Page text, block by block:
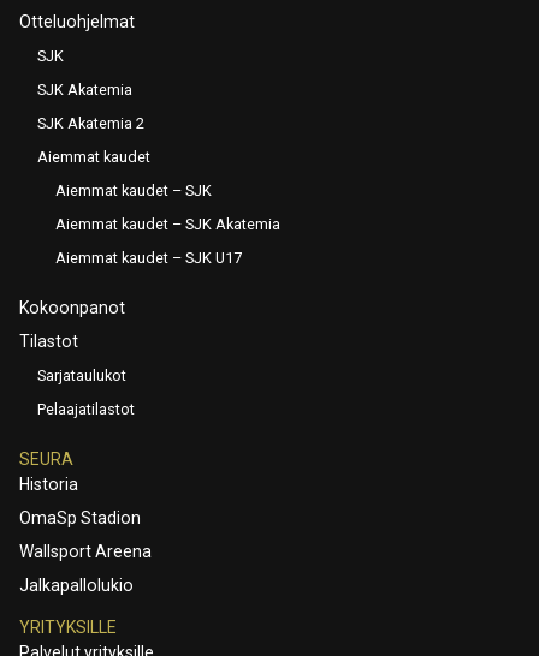
Otteluohjelmat
SJK
SJK Akatemia
SJK Akatemia 2
Aiemmat kaudet
Aiemmat kaudet – SJK
Aiemmat kaudet – SJK Akatemia
Aiemmat kaudet – SJK U17
Kokoonpanot
Tilastot
Sarjataulukot
Pelaajatilastot
SEURA
Historia
OmaSp Stadion
Wallsport Areena
Jalkapallolukio
YRITYKSILLE